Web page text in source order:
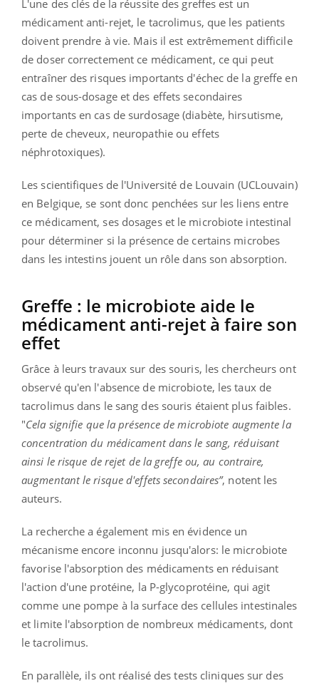
L'une des clés de la réussite des greffes est un
médicament anti-rejet, le tacrolimus, que les patients
doivent prendre à vie. Mais il est extrêmement difficile
de doser correctement ce médicament, ce qui peut
entraîner des risques importants d'échec de la greffe en
cas de sous-dosage et des effets secondaires
importants en cas de surdosage (diabète, hirsutisme,
perte de cheveux, neuropathie ou effets
néphrotoxiques).
Les scientifiques de l'Université de Louvain (UCLouvain)
en Belgique, se sont donc penchées sur les liens entre
ce médicament, ses dosages et le microbiote intestinal
pour déterminer si la présence de certains microbes
dans les intestins jouent un rôle dans son absorption.
Greffe : le microbiote aide le
médicament anti-rejet à faire son
effet
Grâce à leurs travaux sur des souris, les chercheurs ont
observé qu'en l'absence de microbiote, les taux de
tacrolimus dans le sang des souris étaient plus faibles.
"Cela signifie que la présence de microbiote augmente la
concentration du médicament dans le sang, réduisant
ainsi le risque de rejet de la greffe ou, au contraire,
augmentant le risque d'effets secondaires”, notent les
auteurs.
La recherche a également mis en évidence un
mécanisme encore inconnu jusqu'alors: le microbiote
favorise l'absorption des médicaments en réduisant
l'action d'une protéine, la P-glycoprotéine, qui agit
comme une pompe à la surface des cellules intestinales
et limite l'absorption de nombreux médicaments, dont
le tacrolimus.
En parallèle, ils ont réalisé des tests cliniques sur des